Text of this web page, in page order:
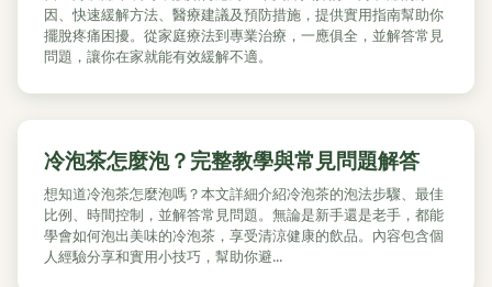
因、快速緩解方法、醫療建議及預防措施，提供實用指南幫助你
擺脫疼痛困擾。從家庭療法到專業治療，一應俱全，並解答常見
問題，讓你在家就能有效緩解不適。
冷泡茶怎麼泡？完整教學與常見問題解答
想知道冷泡茶怎麼泡嗎？本文詳細介紹冷泡茶的泡法步驟、最佳
比例、時間控制，並解答常見問題。無論是新手還是老手，都能
學會如何泡出美味的冷泡茶，享受清涼健康的飲品。內容包含個
人經驗分享和實用小技巧，幫助你避...